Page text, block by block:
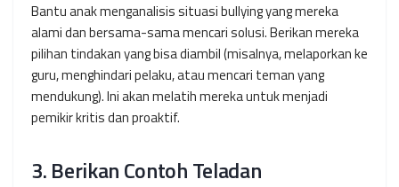
Bantu anak menganalisis situasi bullying yang mereka
alami dan bersama-sama mencari solusi. Berikan mereka
pilihan tindakan yang bisa diambil (misalnya, melaporkan ke
guru, menghindari pelaku, atau mencari teman yang
mendukung). Ini akan melatih mereka untuk menjadi
pemikir kritis dan proaktif.
3. Berikan Contoh Teladan